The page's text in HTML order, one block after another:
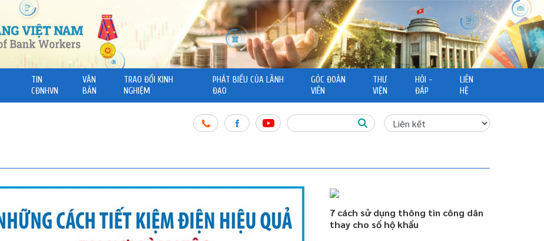
TIN
CĐNHVN
VĂN
BẢN
TRAO ĐỔI KINH
NGHIỆM
PHÁT BIỂU CỦA LÃNH
ĐẠO
GÓC ĐOÀN
VIÊN
THƯ
VIỆN
HỎI -
ĐÁP
LIÊN
HỆ
7 cách sử dụng thông tin công dân
thay cho sổ hộ khẩu